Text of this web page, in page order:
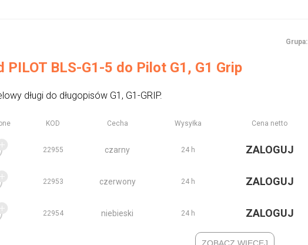
Grupa:
PILOT BLS-G1-5 do Pilot G1, G1 Grip
długi do długopisów G1, G1-GRIP.
KOD Cecha Wysyłka Cena netto
22955 czarny 24 h ZALOGUJ
22953 czerwony 24 h ZALOGUJ
22954 niebieski 24 h ZALOGUJ